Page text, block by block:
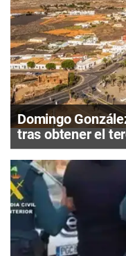
Domingo
tras obtener el